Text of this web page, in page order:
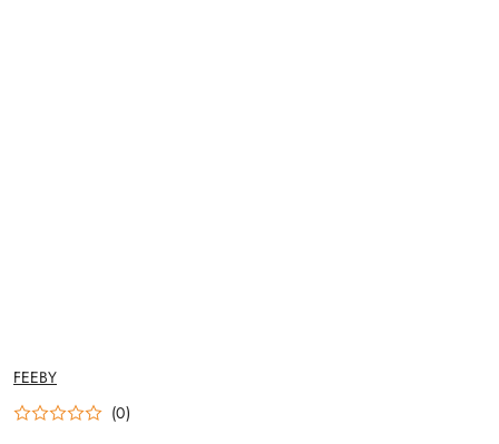
NAZWA
PRODUCENTA:
FEEBY
(0)